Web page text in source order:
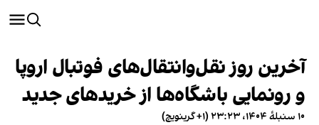
آخرین روز نقل‌وانتقال‌های فوتبال اروپا
و رونمایی باشگاه‌ها از خریدهای جدید
۱۰ سنبلهٔ ۱۴۰۴، ۲۳:۲۳ (‎+۱ گرینویچ)